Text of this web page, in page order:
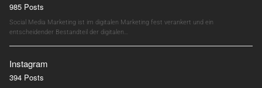
985 Posts
Social Media Marketing ist im digitalen Marketing fest verankert und ein
entscheidender Bestandteil der digitalen…
Instagram
394 Posts